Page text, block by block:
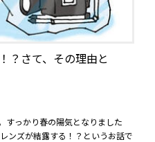
？さて、その理由と
すっかり春の陽気となりました
ンズが結露する！？というお話で